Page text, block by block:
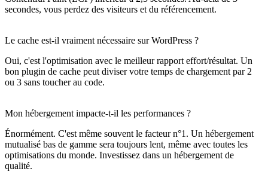
secondes, vous perdez des visiteurs et du référencement.
Le cache est-il vraiment nécessaire sur WordPress ?
Oui, c'est l'optimisation avec le meilleur rapport effort/résultat. Un
bon plugin de cache peut diviser votre temps de chargement par 2
ou 3 sans toucher au code.
Mon hébergement impacte-t-il les performances ?
Énormément. C'est même souvent le facteur n°1. Un hébergement
mutualisé bas de gamme sera toujours lent, même avec toutes les
optimisations du monde. Investissez dans un hébergement de
qualité.